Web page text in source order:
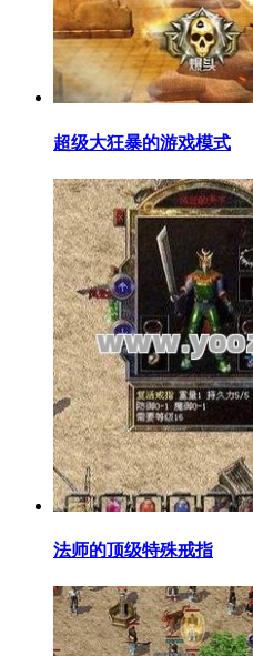
超级大狂暴的游戏模式
法师的顶级特殊戒指